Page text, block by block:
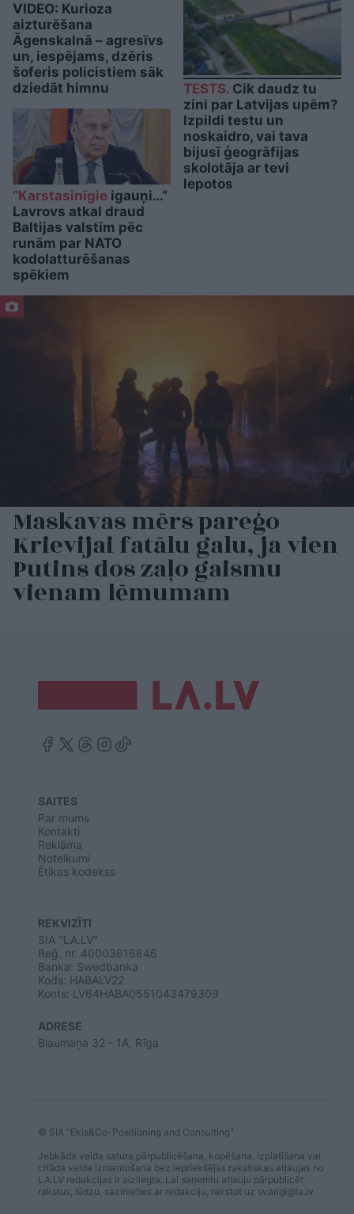
VIDEO: Kurioza
aizturēšana
Āgenskalnā – agresīvs
un, iespējams, dzēris
šoferis policistiem sāk
dziedāt himnu
“Karstasinīgie igauņi…”
Lavrovs atkal draud
Baltijas valstīm pēc
runām par NATO
kodolatturēšanas
spēkiem
TESTS. Cik daudz tu
zini par Latvijas upēm?
Izpildi testu un
noskaidro, vai tava
bijusī ģeogrāfijas
skolotāja ar tevi
lepotos
Maskavas mērs pareģo
Krievijai fatālu galu, ja vien
Putins dos zaļo gaismu
vienam lēmumam
SAITES
Par mums
Kontakti
Reklāma
Noteikumi
Ētikas kodekss
REKVIZĪTI
SIA "LA.LV"
Reģ. nr. 40003616846
Banka: Swedbanka
Kods: HABALV22
Konts: LV64HABA0551043479309
ADRESE
Blaumaņa 32 - 1A, Rīga
© SIA "Ekis&Co-Positioning and Consulting"
Jebkāda veida satura pārpublicēšana, kopēšana, izplatīšana vai
citāda veida izmantošana bez iepriekšējas rakstiskas atļaujas no
LA.LV redakcijas ir aizliegta. Lai saņemtu atļauju pārpublicēt
rakstus, lūdzu, sazinieties ar redakciju, rakstot uz svarigi@la.lv